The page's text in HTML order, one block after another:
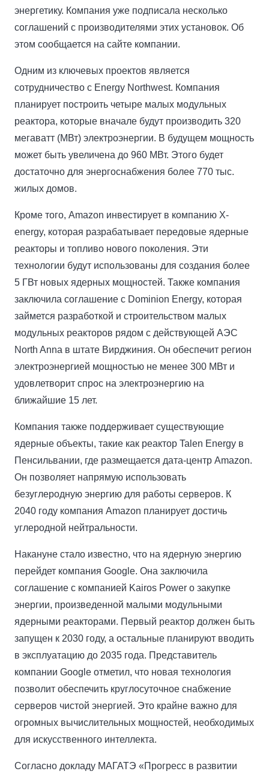
энергетику. Компания уже подписала несколько
соглашений с производителями этих установок. Об
этом сообщается на сайте компании.
Одним из ключевых проектов является
сотрудничество с Energy Northwest. Компания
планирует построить четыре малых модульных
реактора, которые вначале будут производить 320
мегаватт (МВт) электроэнергии. В будущем мощность
может быть увеличена до 960 МВт. Этого будет
достаточно для энергоснабжения более 770 тыс.
жилых домов.
Кроме того, Amazon инвестирует в компанию X-
energy, которая разрабатывает передовые ядерные
реакторы и топливо нового поколения. Эти
технологии будут использованы для создания более
5 ГВт новых ядерных мощностей. Также компания
заключила соглашение с Dominion Energy, которая
займется разработкой и строительством малых
модульных реакторов рядом с действующей АЭС
North Anna в штате Вирджиния. Он обеспечит регион
электроэнергией мощностью не менее 300 МВт и
удовлетворит спрос на электроэнергию на
ближайшие 15 лет.
Компания также поддерживает существующие
ядерные объекты, такие как реактор Talen Energy в
Пенсильвании, где размещается дата-центр Amazon.
Он позволяет напрямую использовать
безуглеродную энергию для работы серверов. К
2040 году компания Amazon планирует достичь
углеродной нейтральности.
Накануне стало известно, что на ядерную энергию
перейдет компания Google. Она заключила
соглашение с компанией Kairos Power о закупке
энергии, произведенной малыми модульными
ядерными реакторами. Первый реактор должен быть
запущен к 2030 году, а остальные планируют вводить
в эксплуатацию до 2035 года. Представитель
компании Google отметил, что новая технология
позволит обеспечить круглосуточное снабжение
серверов чистой энергией. Это крайне важно для
огромных вычислительных мощностей, необходимых
для искусственного интеллекта.
Согласно докладу МАГАТЭ «Прогресс в развитии